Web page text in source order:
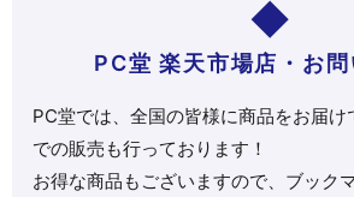
PC堂 楽天市場店・お
PC堂では、全国の皆様に商品をお届け
での販売も行っております！
お得な商品もございますので、ブック